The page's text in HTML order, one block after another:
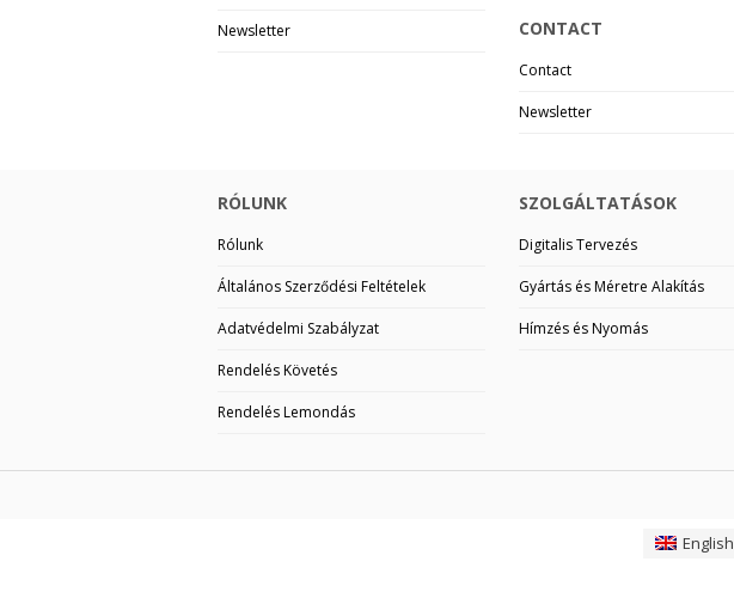
Newsletter CONTACT
Contact
Newsletter
RÓLUNK
Rólunk
Általános Szerződési Feltételek
Adatvédelmi Szabályzat
Rendelés Követés
Rendelés Lemondás
SZOLGÁLTATÁSOK
Digitalis Tervezés
Gyártás és Méretre Alakítás
Hímzés és Nyomás
English